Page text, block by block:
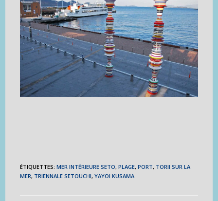
ÉTIQUETTES:MER INTÉRIEURE SETO, PLAGE, PORT, TORII SUR LA
MER, TRIENNALE SETOUCHI, YAYOI KUSAMA